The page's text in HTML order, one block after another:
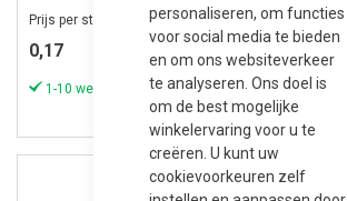
personaliseren, om functies
voor social media te bieden
en om ons websiteverkeer
te analyseren. Ons doel is
om de best mogelijke
winkelervaring voor u te
creëren. U kunt uw
cookievoorkeuren zelf
Prijs per stuk
0,17
1-10 werkdagen (meestal sneller)
Prijs per stuk
68,59